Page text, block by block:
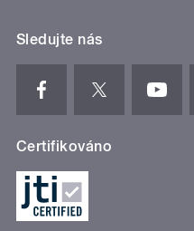
Sledujte nás
Certifikováno